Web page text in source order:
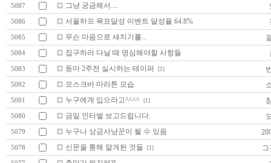
5087 그냥 궁금해서....
5086 서울하프 목표달성 이벤트 달성율 64.8%
5085 무슨 마음으로 새치기를...
5084 집구하러 다닐 때 명심해야할 사항들
5083 동마 2주전 실시하는 테이퍼 [2]
5082 모스크바 마라톤 모습
5081 누구에게 입으라고^^^^ [1]
5080 금일 인터벌 보고드립니다.
5079 누구나 상금사냥꾼이 될 수 있음 20
5078 신문을 통해 알게된 것들 [1] 그